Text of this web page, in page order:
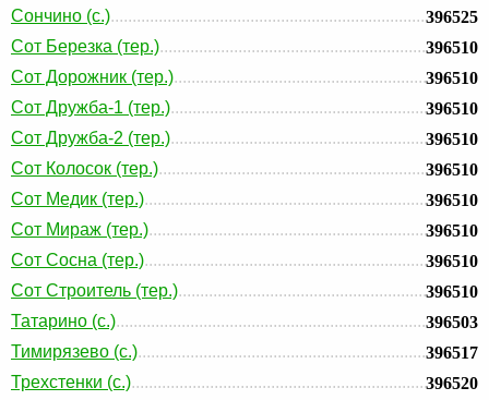
Сончино (с.)
396525
Сот Березка (тер.)
396510
Сот Дорожник (тер.)
396510
Сот Дружба-1 (тер.)
396510
Сот Дружба-2 (тер.)
396510
Сот Колосок (тер.)
396510
Сот Медик (тер.)
396510
Сот Мираж (тер.)
396510
Сот Сосна (тер.)
396510
Сот Строитель (тер.)
396510
Татарино (с.)
396503
Тимирязево (с.)
396517
Трехстенки (с.)
396520